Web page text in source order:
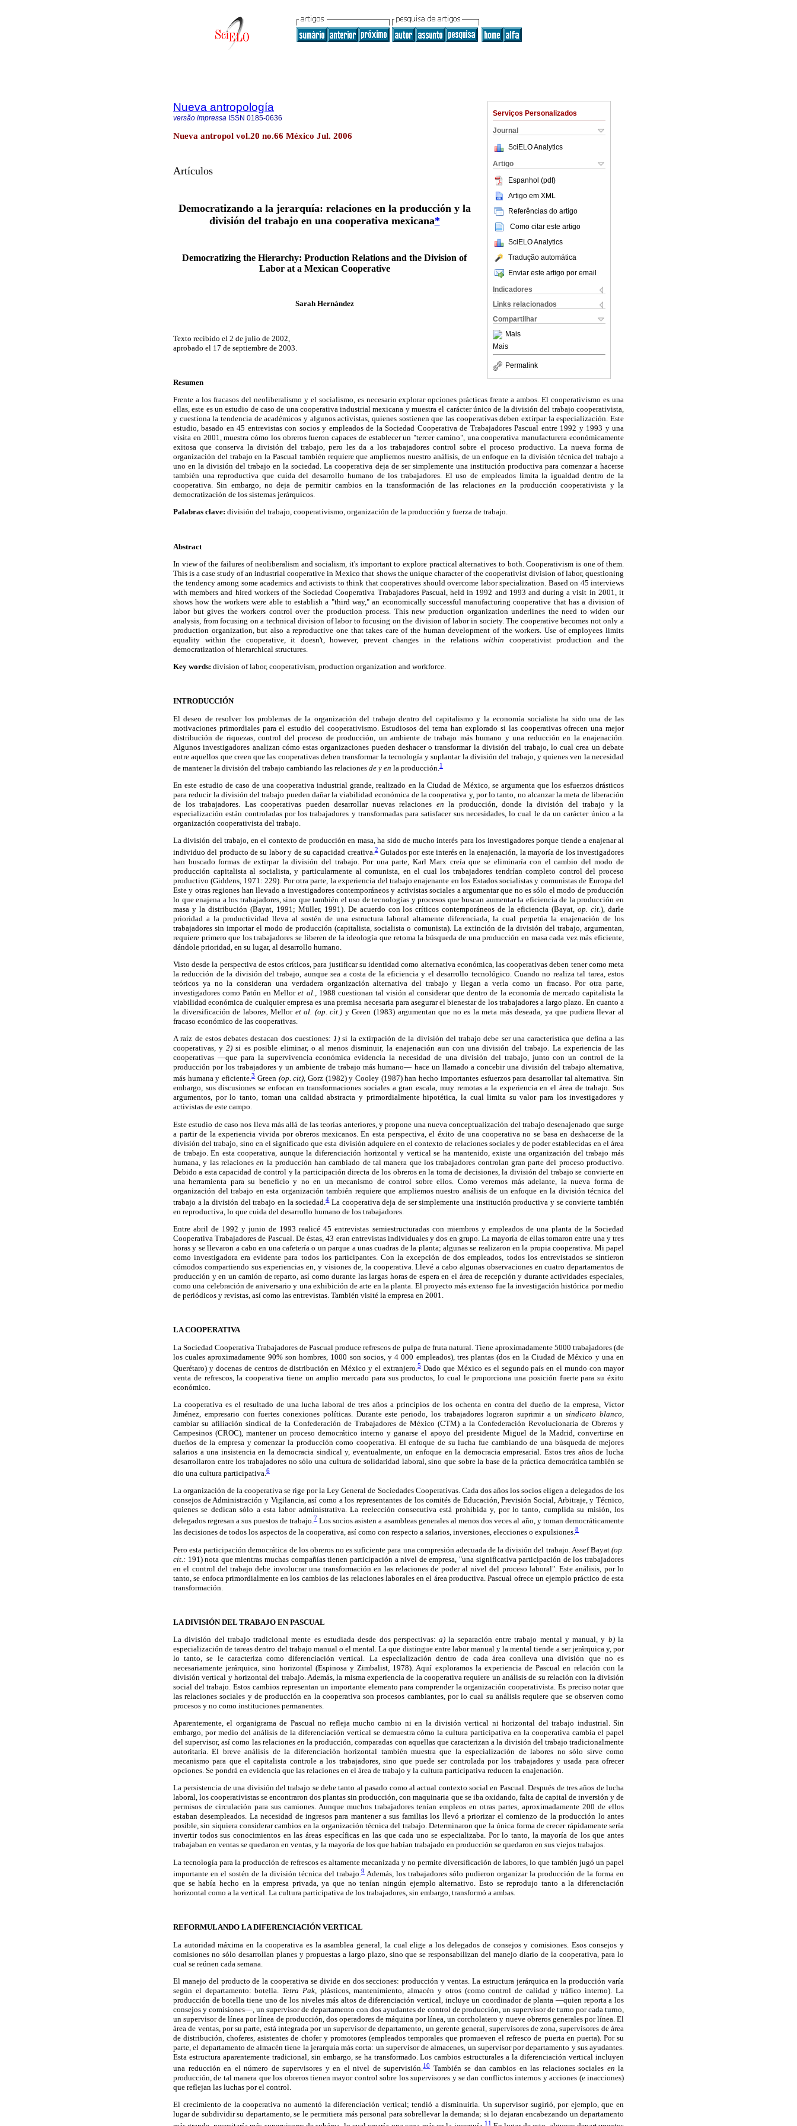
Serviços Personalizados
Journal
SciELO Analytics
Artigo
Espanhol (pdf)
Artigo em XML
Referências do artigo
Como citar este artigo
SciELO Analytics
Tradução automática
Enviar este artigo por email
Indicadores
Links relacionados
Compartilhar
Mais
Mais
Permalink
Nueva antropología
versão impressa ISSN 0185-0636
Nueva antropol vol.20 no.66 México Jul. 2006
Artículos
Democratizando a la jerarquía: relaciones en la producción y la
división del trabajo en una cooperativa mexicana*
Democratizing the Hierarchy: Production Relations and the Division of
Labor at a Mexican Cooperative
Sarah Hernández
Texto recibido el 2 de julio de 2002,
aprobado el 17 de septiembre de 2003.
Resumen
Frente a los fracasos del neoliberalismo y el socialismo, es necesario explorar opciones prácticas frente a ambos. El cooperativismo es una
ellas, este es un estudio de caso de una cooperativa industrial mexicana y muestra el carácter único de la división del trabajo cooperativista,
y cuestiona la tendencia de académicos y algunos activistas, quienes sostienen que las cooperativas deben extirpar la especialización. Este
estudio, basado en 45 entrevistas con socios y empleados de la Sociedad Cooperativa de Trabajadores Pascual entre 1992 y 1993 y una
visita en 2001, muestra cómo los obreros fueron capaces de establecer un "tercer camino", una cooperativa manufacturera económicamente
exitosa que conserva la división del trabajo, pero les da a los trabajadores control sobre el proceso productivo. La nueva forma de
organización del trabajo en la Pascual también requiere que ampliemos nuestro análisis, de un enfoque en la división técnica del trabajo a
uno en la división del trabajo en la sociedad. La cooperativa deja de ser simplemente una institución productiva para comenzar a hacerse
también una reproductiva que cuida del desarrollo humano de los trabajadores. El uso de empleados limita la igualdad dentro de la
cooperativa. Sin embargo, no deja de permitir cambios en la transformación de las relacionesen la producción cooperativista y la
democratización de los sistemas jerárquicos.
Palabras clave: división del trabajo, cooperativismo, organización de la producción y fuerza de trabajo.
Abstract
In view of the failures of neoliberalism and socialism, it's important to explore practical alternatives to both. Cooperativism is one of them.
This is a case study of an industrial cooperative in Mexico that shows the unique character of the cooperativist division of labor, questioning
the tendency among some academics and activists to think that cooperatives should overcome labor specialization. Based on 45 interviews
with members and hired workers of the Sociedad Cooperativa Trabajadores Pascual, held in 1992 and 1993 and during a visit in 2001, it
shows how the workers were able to establish a "third way," an economically successful manufacturing cooperative that has a division of
labor but gives the workers control over the production process. This new production organization underlines the need to widen our
analysis, from focusing on a technical division of labor to focusing on the division of labor in society. The cooperative becomes not only a
production organization, but also a reproductive one that takes care of the human development of the workers. Use of employees limits
equality within the cooperative, it doesn't, however, prevent changes in the relations within cooperativist production and the
democratization of hierarchical structures.
Key words: division of labor, cooperativism, production organization and workforce.
INTRODUCCIÓN
El deseo de resolver los problemas de la organización del trabajo dentro del capitalismo y la economía socialista ha sido una de las
motivaciones primordiales para el estudio del cooperativismo. Estudiosos del tema han explorado si las cooperativas ofrecen una mejor
distribución de riquezas, control del proceso de producción, un ambiente de trabajo más humano y una reducción en la enajenación.
Algunos investigadores analizan cómo estas organizaciones pueden deshacer o transformar la división del trabajo, lo cual crea un debate
entre aquellos que creen que las cooperativas deben transformar la tecnología y suplantar la división del trabajo, y quienes ven la necesidad
de mantener la división del trabajo cambiando las relaciones de y en la producción. 1
En este estudio de caso de una cooperativa industrial grande, realizado en la Ciudad de México, se argumenta que los esfuerzos drásticos
para reducir la división del trabajo pueden dañar la viabilidad económica de la cooperativa y, por lo tanto, no alcanzar la meta de liberación
de los trabajadores. Las cooperativas pueden desarrollar nuevas relaciones en la producción, donde la división del trabajo y la
especialización están controladas por los trabajadores y transformadas para satisfacer sus necesidades, lo cual le da un carácter único a la
organización cooperativista del trabajo.
La división del trabajo, en el contexto de producción en masa, ha sido de mucho interés para los investigadores porque tiende a enajenar al
individuo del producto de su labor y de su capacidad creativa.2Guiados por este interés en la enajenación, la mayoría de los investigadores
han buscado formas de extirpar la división del trabajo. Por una parte, Karl Marx creía que se eliminaría con el cambio del modo de
producción capitalista al socialista, y particularmente al comunista, en el cual los trabajadores tendrían completo control del proceso
productivo (Giddens, 1971: 229). Por otra parte, la experiencia del trabajo enajenante en los Estados socialistas y comunistas de Europa del
Este y otras regiones han llevado a investigadores contemporáneos y activistas sociales a argumentar que no es sólo el modo de producción
lo que enajena a los trabajadores, sino que también el uso de tecnologías y procesos que buscan aumentar la eficiencia de la producción en
masa y la distribución (Bayat, 1991; Müller, 1991). De acuerdo con los críticos contemporáneos de la eficiencia (Bayat,op. cit.), darle
prioridad a la productividad lleva al sostén de una estructura laboral altamente diferenciada, la cual perpetúa la enajenación de los
trabajadores sin importar el modo de producción (capitalista, socialista o comunista). La extinción de la división del trabajo, argumentan,
requiere primero que los trabajadores se liberen de la ideología que retoma la búsqueda de una producción en masa cada vez más eficiente,
dándole prioridad, en su lugar, al desarrollo humano.
Visto desde la perspectiva de estos críticos, para justificar su identidad como alternativa económica, las cooperativas deben tener como meta
la reducción de la división del trabajo, aunque sea a costa de la eficiencia y el desarrollo tecnológico. Cuando no realiza tal tarea, estos
teóricos ya no la consideran una verdadera organización alternativa del trabajo y llegan a verla como un fracaso. Por otra parte,
investigadores como Patón en Melloret al.,
1988 cuestionan tal visión al considerar que dentro de la economía de mercado capitalista la
viabilidad económica de cualquier empresa es una premisa necesaria para asegurar el bienestar de los trabajadores a largo plazo. En cuanto a
la diversificación de labores, Mellor et al. (op. cit.) y Green (1983) argumentan que no es la meta más deseada, ya que pudiera llevar al
fracaso económico de las cooperativas.
A raíz de estos debates destacan dos cuestiones: 1) si la extirpación de la división del trabajo debe ser una característica que defina a las
cooperativas, y2) si es posible eliminar, o al menos disminuir, la enajenación aun con una división del trabajo. La experiencia de las
cooperativas —que para la supervivencia económica evidencia la necesidad de una división del trabajo, junto con un control de la
producción por los trabajadores y un ambiente de trabajo más humano— hace un llamado a concebir una división del trabajo alternativa,
más humana y eficiente.3Green (op. cit), Gorz (1982) y Cooley (1987) han hecho importantes esfuerzos para desarrollar tal alternativa. Sin
embargo, sus discusiones se enfocan en transformaciones sociales a gran escala, muy remotas a la experiencia en el área de trabajo. Sus
argumentos, por lo tanto, toman una calidad abstracta y primordialmente hipotética, la cual limita su valor para los investigadores y
activistas de este campo.
Este estudio de caso nos lleva más allá de las teorías anteriores, y propone una nueva conceptualización del trabajo desenajenado que surge
a partir de la experiencia vivida por obreros mexicanos. En esta perspectiva, el éxito de una cooperativa no se basa en deshacerse de la
división del trabajo, sino en el significado que esta división adquiere en el contexto de relaciones sociales y de poder establecidas en el área
de trabajo. En esta cooperativa, aunque la diferenciación horizontal y vertical se ha mantenido, existe una organización del trabajo más
humana, y las relacionesen la producción han cambiado de tal manera que los trabajadores controlan gran parte del proceso productivo.
Debido a esta capacidad de control y la participación directa de los obreros en la toma de decisiones, la división del trabajo se convierte en
una herramienta para su beneficio y no en un mecanismo de control sobre ellos. Como veremos más adelante, la nueva forma de
organización del trabajo en esta organización también requiere que ampliemos nuestro análisis de un enfoque en la división técnica del
trabajo a la división del trabajo en la sociedad.4La cooperativa deja de ser simplemente una institución productiva y se convierte también
en reproductiva, lo que cuida del desarrollo humano de los trabajadores.
Entre abril de 1992 y junio de 1993 realicé 45 entrevistas semiestructuradas con miembros y empleados de una planta de la Sociedad
Cooperativa Trabajadores de Pascual. De éstas, 43 eran entrevistas individuales y dos en grupo. La mayoría de ellas tomaron entre una y tres
horas y se llevaron a cabo en una cafetería o un parque a unas cuadras de la planta; algunas se realizaron en la propia cooperativa. Mi papel
como investigadora era evidente para todos los participantes. Con la excepción de dos empleados, todos los entrevistados se sintieron
cómodos compartiendo sus experiencias en, y visiones de, la cooperativa. Llevé a cabo algunas observaciones en cuatro departamentos de
producción y en un camión de reparto, así como durante las largas horas de espera en el área de recepción y durante actividades especiales,
como una celebración de aniversario y una exhibición de arte en la planta. El proyecto más extenso fue la investigación histórica por medio
de periódicos y revistas, así como las entrevistas. También visité la empresa en 2001.
LA COOPERATIVA
La Sociedad Cooperativa Trabajadores de Pascual produce refrescos de pulpa de fruta natural. Tiene aproximadamente 5000 trabajadores (de
los cuales aproximadamente 90% son hombres, 1000 son socios, y 4 000 empleados), tres plantas (dos en la Ciudad de México y una en
Querétaro) y docenas de centros de distribución en México y el extranjero.5 Dado que México es el segundo país en el mundo con mayor
venta de refrescos, la cooperativa tiene un amplio mercado para sus productos, lo cual le proporciona una posición fuerte para su éxito
económico.
La cooperativa es el resultado de una lucha laboral de tres años a principios de los ochenta en contra del dueño de la empresa, Víctor
Jiménez, empresario con fuertes conexiones políticas. Durante este periodo, los trabajadores lograron suprimir a unsindicato blanco,
cambiar su afiliación sindical de la Confederación de Trabajadores de México (CTM) a la Confederación Revolucionaria de Obreros y
Campesinos (CROC), mantener un proceso democrático interno y ganarse el apoyo del presidente Miguel de la Madrid, convertirse en
dueños de la empresa y comenzar la producción como cooperativa. El enfoque de su lucha fue cambiando de una búsqueda de mejores
salarios a una insistencia en la democracia sindical y, eventualmente, un enfoque en la democracia empresarial. Estos tres años de lucha
desarrollaron entre los trabajadores no sólo una cultura de solidaridad laboral, sino que sobre la base de la práctica democrática también se
dio una cultura participativa. 6
La organización de la cooperativa se rige por la Ley General de Sociedades Cooperativas. Cada dos años los socios eligen a delegados de los
consejos de Administración y Vigilancia, así como a los representantes de los comités de Educación, Previsión Social, Arbitraje, y Técnico,
quienes se dedican sólo a esta labor administrativa. La reelección consecutiva está prohibida y, por lo tanto, cumplida su misión, los
delegados regresan a sus puestos de trabajo.7Los socios asisten a asambleas generales al menos dos veces al año, y toman democráticamente
las decisiones de todos los aspectos de la cooperativa, así como con respecto a salarios, inversiones, elecciones o expulsiones.8
Pero esta participación democrática de los obreros no es suficiente para una compresión adecuada de la división del trabajo. Assef Bayat (op.
cit.: 191) nota que mientras muchas compañías tienen participación a nivel de empresa, "una significativa participación de los trabajadores
en el control del trabajo debe involucrar una transformación en las relaciones de poder al nivel del proceso laboral". Este análisis, por lo
tanto, se enfoca primordialmente en los cambios de las relaciones laborales en el área productiva. Pascual ofrece un ejemplo práctico de esta
transformación.
LA DIVISIÓN DEL TRABAJO EN PASCUAL
La división del trabajo tradicional mente es estudiada desde dos perspectivas:a) la separación entre trabajo mental y manual, y b)la
especialización de tareas dentro del trabajo manual o el mental. La que distingue entre labor manual y la mental tiende a ser jerárquica y, por
lo tanto, se le caracteriza como diferenciación vertical. La especialización dentro de cada área conlleva una división que no es
necesariamente jerárquica, sino horizontal (Espinosa y Zimbalist, 1978). Aquí exploramos la experiencia de Pascual en relación con la
división vertical y horizontal del trabajo. Además, la misma experiencia de la cooperativa requiere un análisis de su relación con la división
social del trabajo. Estos cambios representan un importante elemento para comprender la organización cooperativista. Es preciso notar que
las relaciones sociales y de producción en la cooperativa son procesos cambiantes, por lo cual su análisis requiere que se observen como
procesos y no como instituciones permanentes.
Aparentemente, el organigrama de Pascual no refleja mucho cambio ni en la división vertical ni horizontal del trabajo industrial. Sin
embargo, por medio del análisis de la diferenciación vertical se demuestra cómo la cultura participativa en la cooperativa cambia el papel
del supervisor, así como las relaciones en la producción, comparadas con aquellas que caracterizan a la división del trabajo tradicionalmente
autoritaria. El breve análisis de la diferenciación horizontal también muestra que la especialización de labores no sólo sirve como
mecanismo para que el capitalista controle a los trabajadores, sino que puede ser controlada por los trabajadores y usada para ofrecer
opciones. Se pondrá en evidencia que las relaciones en el área de trabajo y la cultura participativa reducen la enajenación.
La persistencia de una división del trabajo se debe tanto al pasado como al actual contexto social en Pascual. Después de tres años de lucha
laboral, los cooperativistas se encontraron dos plantas sin producción, con maquinaria que se iba oxidando, falta de capital de inversión y de
permisos de circulación para sus camiones. Aunque muchos trabajadores tenían empleos en otras partes, aproximadamente 200 de ellos
estaban desempleados. La necesidad de ingresos para mantener a sus familias los llevó a priorizar el comienzo de la producción lo antes
posible, sin siquiera considerar cambios en la organización técnica del trabajo. Determinaron que la única forma de crecer rápidamente sería
invertir todos sus conocimientos en las áreas específicas en las que cada uno se especializaba. Por lo tanto, la mayoría de los que antes
trabajaban en ventas se quedaron en ventas, y la mayoría de los que habían trabajado en producción se quedaron en sus viejos trabajos.
La tecnología para la producción de refrescos es altamente mecanizada y no permite diversificación de labores, lo que también jugó un papel
importante en el sostén de la división técnica del trabajo. 9 Además, los trabajadores sólo pudieron organizar la producción de la forma en
que se había hecho en la empresa privada, ya que no tenían ningún ejemplo alternativo. Esto se reprodujo tanto a la diferenciación
horizontal como a la vertical. La cultura participativa de los trabajadores, sin embargo, transformó a ambas.
REFORMULANDO LA DIFERENCIACIÓN VERTICAL
La autoridad máxima en la cooperativa es la asamblea general, la cual elige a los delegados de consejos y comisiones. Esos consejos y
comisiones no sólo desarrollan planes y propuestas a largo plazo, sino que se responsabilizan del manejo diario de la cooperativa, para lo
cual se reúnen cada semana.
El manejo del producto de la cooperativa se divide en dos secciones: producción y ventas. La estructura jerárquica en la producción varía
según el departamento: botella. Tetra Pak, plásticos, mantenimiento, almacén y otros (como control de calidad y tráfico interno). La
producción de botella tiene uno de los niveles más altos de diferenciación vertical, incluye un coordinador de planta —quien reporta a los
consejos y comisiones—, un supervisor de departamento con dos ayudantes de control de producción, un supervisor de turno por cada turno,
un supervisor de línea por línea de producción, dos operadores de máquina por línea, un corcholatero y nueve obreros generales por línea. El
área de ventas, por su parte, está integrada por un supervisor de departamento, un gerente general, supervisores de zona, supervisores de área
de distribución, choferes, asistentes de chofer y promotores (empleados temporales que promueven el refresco de puerta en puerta). Por su
parte, el departamento de almacén tiene la jerarquía más corta: un supervisor de almacenes, un supervisor por departamento y sus ayudantes.
Esta estructura aparentemente tradicional, sin embargo, se ha transformado. Los cambios estructurales a la diferenciación vertical incluyen
una reducción en el número de supervisores y en el nivel de supervisión.10 También se dan cambios en las relaciones sociales en la
producción, de tal manera que los obreros tienen mayor control sobre los supervisores y se dan conflictos internos y acciones (e inacciones)
que reflejan las luchas por el control.
El crecimiento de la cooperativa no aumentó la diferenciación vertical; tendió a disminuirla. Un supervisor sugirió, por ejemplo, que en
lugar de subdividir su departamento, se le permitiera más personal para sobrellevar la demanda; si lo dejaran encabezando un departamento
11